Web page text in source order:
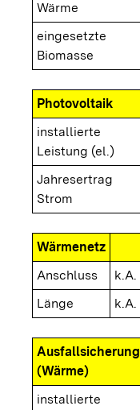
Wärme
eingesetzte
Biomasse
Photovoltaik
installierte
Leistung (el.)
Jahresertrag
Strom
Wärmenetz
Anschluss
k.A.
Länge
k.A.
Ausfallsicherung
(Wärme)
installierte